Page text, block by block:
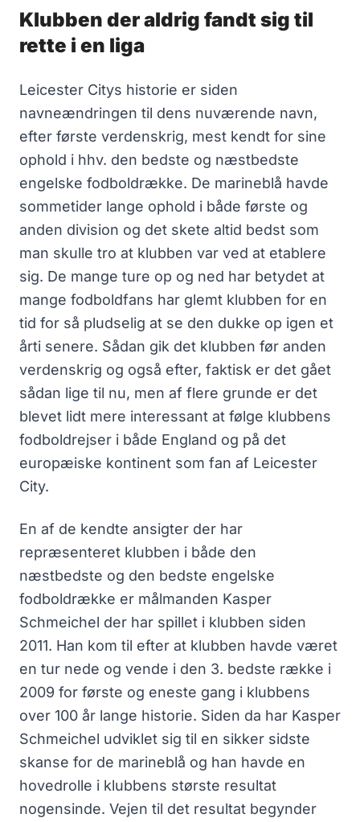
Klubben der aldrig fandt sig til
rette i en liga
Leicester Citys historie er siden
navneændringen til dens nuværende navn,
efter første verdenskrig, mest kendt for sine
ophold i hhv. den bedste og næstbedste
engelske fodboldrække. De marineblå havde
sommetider lange ophold i både første og
anden division og det skete altid bedst som
man skulle tro at klubben var ved at etablere
sig. De mange ture op og ned har betydet at
mange fodboldfans har glemt klubben for en
tid for så pludselig at se den dukke op igen et
årti senere. Sådan gik det klubben før anden
verdenskrig og også efter, faktisk er det gået
sådan lige til nu, men af flere grunde er det
blevet lidt mere interessant at følge klubbens
fodboldrejser i både England og på det
europæiske kontinent som fan af Leicester
City.
En af de kendte ansigter der har
repræsenteret klubben i både den
næstbedste og den bedste engelske
fodboldrække er målmanden Kasper
Schmeichel der har spillet i klubben siden
2011. Han kom til efter at klubben havde været
en tur nede og vende i den 3. bedste række i
2009 for første og eneste gang i klubbens
over 100 år lange historie. Siden da har Kasper
Schmeichel udviklet sig til en sikker sidste
skanse for de marineblå og han havde en
hovedrolle i klubbens største resultat
nogensinde. Vejen til det resultat begynder